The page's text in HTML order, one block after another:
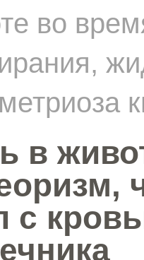
во
в
с